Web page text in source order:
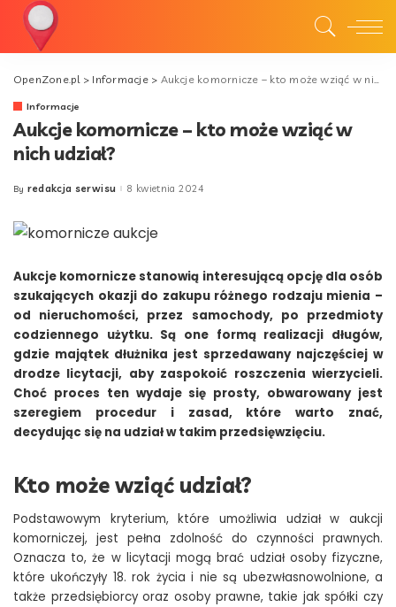
OpenZone.pl> Informacje> Aukcje komornicze – kto może wziąć w nich udział?
Informacje
Aukcje komornicze – kto może wziąć w
nich udział?
Posted
By redakcja serwisu 8 kwietnia 2024
Aukcje komornicze stanowią interesującą opcję dla osób
szukających okazji do zakupu różnego rodzaju mienia –
od nieruchomości, przez samochody, po przedmioty
codziennego użytku. Są one formą realizacji długów,
gdzie majątek dłużnika jest sprzedawany najczęściej w
drodze licytacji, aby zaspokoić roszczenia wierzycieli.
Choć proces ten wydaje się prosty, obwarowany jest
szeregiem procedur i zasad, które warto znać,
decydując się na udział w takim przedsięwzięciu.
Kto może wziąć udział?
Podstawowym kryterium, które umożliwia udział w aukcji
komorniczej, jest pełna zdolność do czynności prawnych.
Oznacza to, że w licytacji mogą brać udział osoby fizyczne,
które ukończyły 18. rok życia i nie są ubezwłasnowolnione, a
także przedsiębiorcy oraz osoby prawne, takie jak spółki czy